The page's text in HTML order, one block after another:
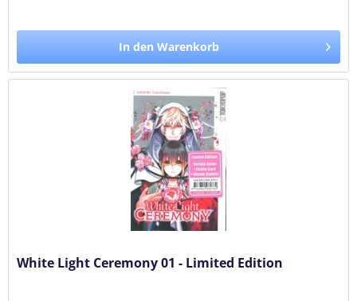
In den Warenkorb
White Light Ceremony 01 - Limited Edition